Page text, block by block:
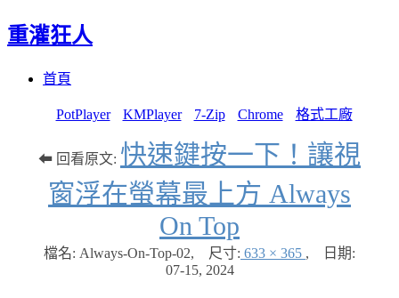
重灌狂人
首頁
PotPlayer KMPlayer 7-Zip Chrome 格式工廠
⬅ 回看原文: 快速鍵按一下！讓視
窗浮在螢幕最上方 Always
On Top
檔名: Always-On-Top-02, 尺寸: 633 × 365 ,
日期:
07-15, 2024